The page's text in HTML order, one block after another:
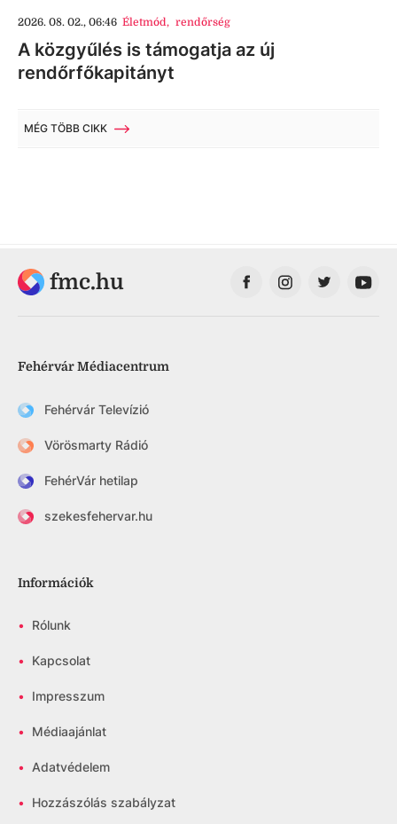
2026. 08. 02., 06:46 Életmód, rendőrség
A közgyűlés is támogatja az új
rendőrfőkapitányt
MÉG TÖBB CIKK
fmc.hu
Fehérvár Médiacentrum
Fehérvár Televízió
Vörösmarty Rádió
FehérVár hetilap
szekesfehervar.hu
Információk
• Rólunk
• Kapcsolat
• Impresszum
• Médiaajánlat
• Adatvédelem
• Hozzászólás szabályzat